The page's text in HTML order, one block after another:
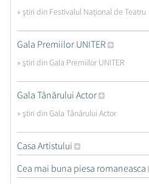
» ştiri din Festivalul Național de Teatru
Gala Premiilor UNITER
» ştiri din Gala Premiilor UNITER
Gala Tânărului Actor
» ştiri din Gala Tânărului Actor
Casa Artistului
Cea mai buna piesa romaneasca